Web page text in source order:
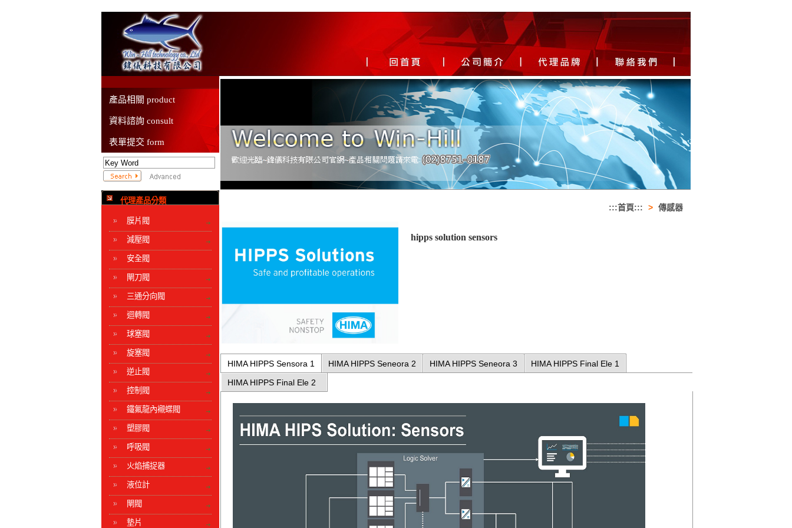
產品相關 product
資料諮詢 consult
表單提交 form
代理產品分類
膜片閥
減壓閥
安全閥
閘刀閥
三通分向閥
迴轉閥
球塞閥
旋塞閥
逆止閥
控制閥
鐵氟龍內襯蝶閥
塑膠閥
呼吸閥
火焰捕捉器
液位計
閘閥
墊片
:::首頁::: > 傳感器
hipps solution sensors
HIMA HIPPS Sensora 1 HIMA HIPPS Seneora 2 HIMA HIPPS Seneora 3
HIMA HIPPS Final Ele 1
HIMA HIPPS Final Ele 2